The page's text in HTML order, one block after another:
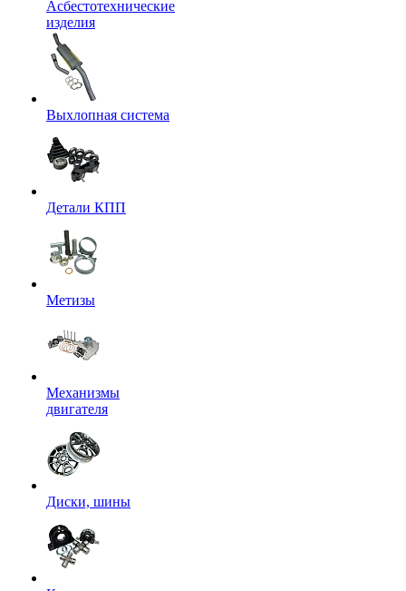
Асбестотехнические
изделия
Выхлопная система
Детали КПП
Метизы
Механизмы
двигателя
Диски, шины